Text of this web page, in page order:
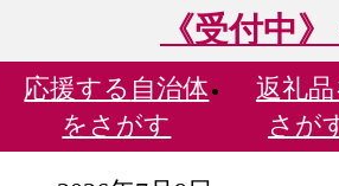
《受付中
応援する 自治体
をさがす
返礼品
さが